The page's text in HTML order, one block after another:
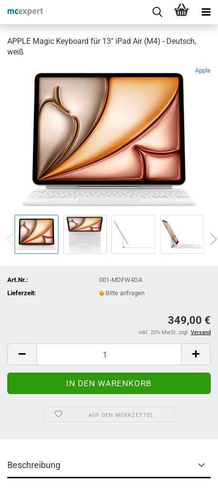
APPLE Magic Keyboard für 13" iPad Air (M4) - Deutsch,
weiß
Apple
Art.Nr.:
001-MDFW4DA
Lieferzeit:
Bitte anfragen
349,00 €
inkl. 20% MwSt. zzgl. Versand
AUF DEN MERKZETTEL
Beschreibung